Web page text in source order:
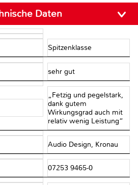
Daten
Spitzenklasse
sehr gut
„Fetzig und pegelstark,
dank gutem
Wirkungsgrad auch mit
relativ wenig Leistung“
Audio Design, Kronau
07253 9465-0